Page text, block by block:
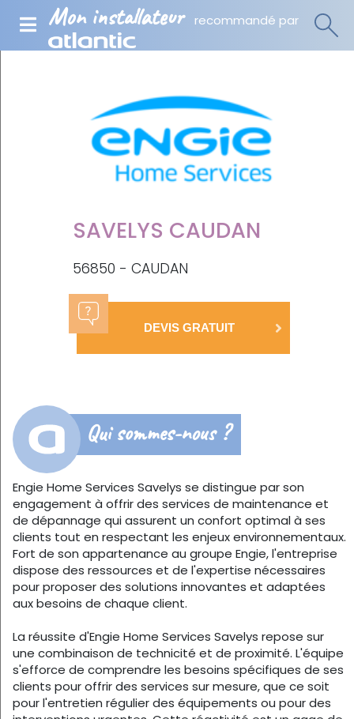
Mon installateur recommandé par
SAVELYS CAUDAN
56850 - CAUDAN
DEVIS GRATUIT
Qui sommes-nous ?
Engie Home Services Savelys se distingue par son
engagement à offrir des services de maintenance et
de dépannage qui assurent un confort optimal à ses
clients tout en respectant les enjeux environnementaux.
Fort de son appartenance au groupe Engie, l'entreprise
dispose des ressources et de l'expertise nécessaires
pour proposer des solutions innovantes et adaptées
aux besoins de chaque client.
La réussite d'Engie Home Services Savelys repose sur
une combinaison de technicité et de proximité. L'équipe
s'efforce de comprendre les besoins spécifiques de ses
clients pour offrir des services sur mesure, que ce soit
pour l'entretien régulier des équipements ou pour des